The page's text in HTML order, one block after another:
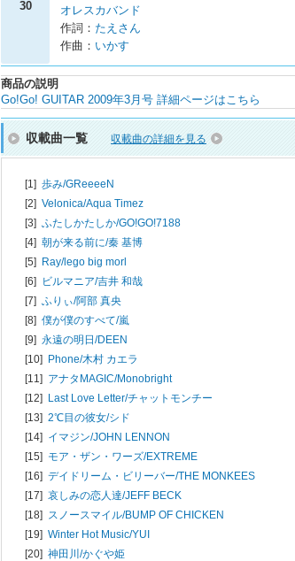
30
オレスカバンド
作詞： たえさん
作曲： いかす
商品の説明
Go!Go! GUITAR 2009年3月号 詳細ページはこちら
収載曲一覧 収載曲の詳細を見る
[1] 歩み/GReeeeN
[2] Velonica/Aqua Timez
[3] ふたしかたしか/GO!GO!7188
[4] 朝が来る前に/秦 基博
[5] Ray/lego big morl
[6] ビルマニア/吉井 和哉
[7] ふりぃ/阿部 真央
[8] 僕が僕のすべて/嵐
[9] 永遠の明日/DEEN
[10] Phone/木村 カエラ
[11] アナタMAGIC/Monobright
[12] Last Love Letter/チャットモンチー
[13] 2℃目の彼女/シド
[14] イマジン/JOHN LENNON
[15] モア・ザン・ワーズ/EXTREME
[16] デイドリーム・ビリーバー/THE MONKEES
[17] 哀しみの恋人達/JEFF BECK
[18] スノースマイル/BUMP OF CHICKEN
[19] Winter Hot Music/YUI
[20] 神田川/かぐや姫